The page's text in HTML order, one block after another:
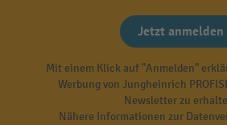
Jetzt anmelden
Mit einem Klick auf "Anmelden"
Werbung von Jungheinrich
Newsletter zu
Nähere Informationen zur